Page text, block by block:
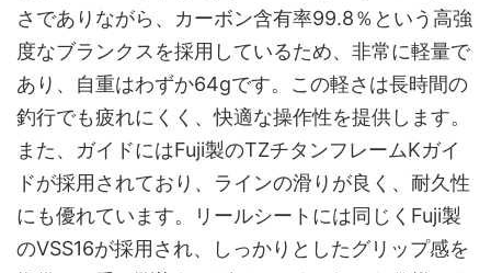
さでありながら、カーボン含有率99.8％という高強
度なブランクスを採用しているため、非常に軽量で
あり、自重はわずか64gです。この軽さは長時間の
釣行でも疲れにくく、快適な操作性を提供します。
また、ガイドにはFuji製のTZチタンフレームKガイ
ドが採用されており、ラインの滑りが良く、耐久性
にも優れています。リールシートには同じくFuji製
のVSS16が採用され、しっかりとしたグリップ感を